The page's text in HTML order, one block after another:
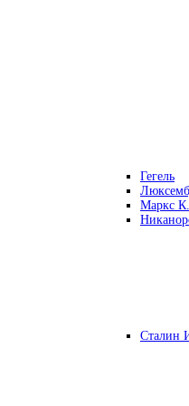
Гегель
Маркс К.
Сталин